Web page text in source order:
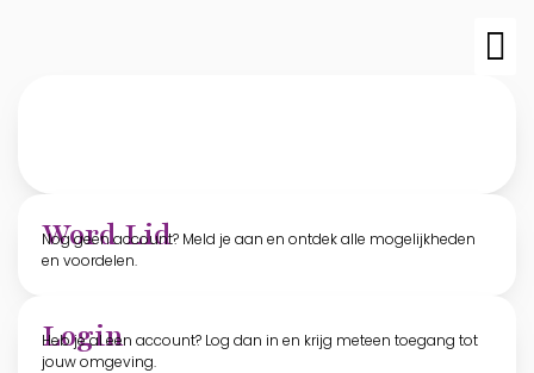
Word Lid
Nog geen account? Meld je aan en ontdek alle mogelijkheden
en voordelen.
Login
Heb je al een account? Log dan in en krijg meteen toegang tot
jouw omgeving.